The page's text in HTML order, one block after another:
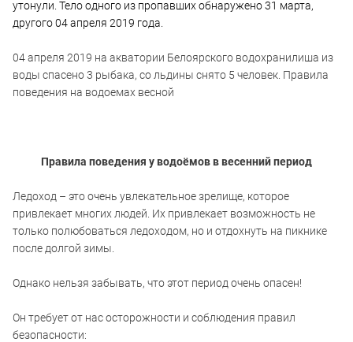
утонули. Тело одного из пропавших обнаружено 31 марта,
другого 04 апреля 2019 года.
04 апреля 2019 на акватории Белоярского водохранилиша из
воды спасено 3 рыбака, со льдины снято 5 человек. Правила
поведения на водоемах весной
Правила поведения у водоёмов в весенний период
Ледоход – это очень увлекательное зрелище, которое
привлекает многих людей. Их привлекает возможность не
только полюбоваться ледоходом, но и отдохнуть на пикнике
после долгой зимы.
Однако нельзя забывать, что этот период очень опасен!
Он требует от нас осторожности и соблюдения правил
безопасности: